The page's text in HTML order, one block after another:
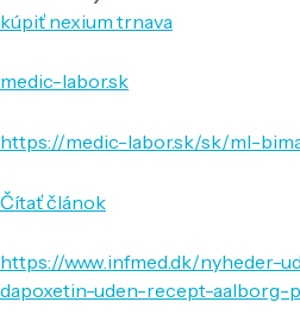
kúpiť nexium trnava
medic-labor.sk
https://medic-labor.sk/sk/ml-
Čítať článok
https://www.infmed.dk/nyheder-
dapoxetin-uden-recept-aalborg-